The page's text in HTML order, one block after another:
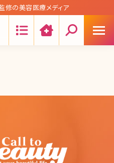
の美容医療メディア